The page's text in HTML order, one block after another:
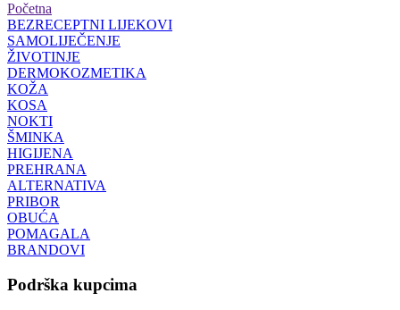
Početna
BEZRECEPTNI LIJEKOVI
SAMOLIJEČENJE
ŽIVOTINJE
DERMOKOZMETIKA
KOŽA
KOSA
NOKTI
ŠMINKA
HIGIJENA
PREHRANA
ALTERNATIVA
PRIBOR
OBUĆA
POMAGALA
BRANDOVI
Podrška kupcima